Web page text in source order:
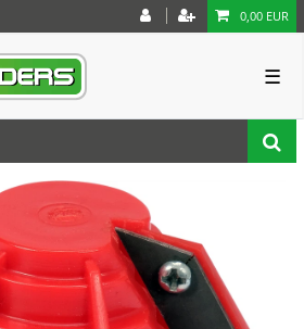
0,00 EUR
☰